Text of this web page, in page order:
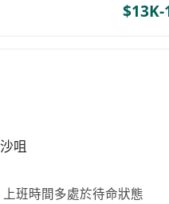
$13K-
咀
班時間多處於待命狀態